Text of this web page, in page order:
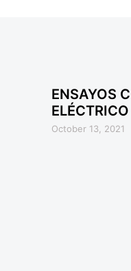
ENSAYOS
October 13, 2021